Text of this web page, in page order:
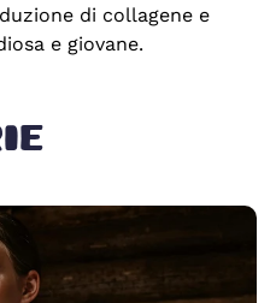
di collagene e
e giovane.